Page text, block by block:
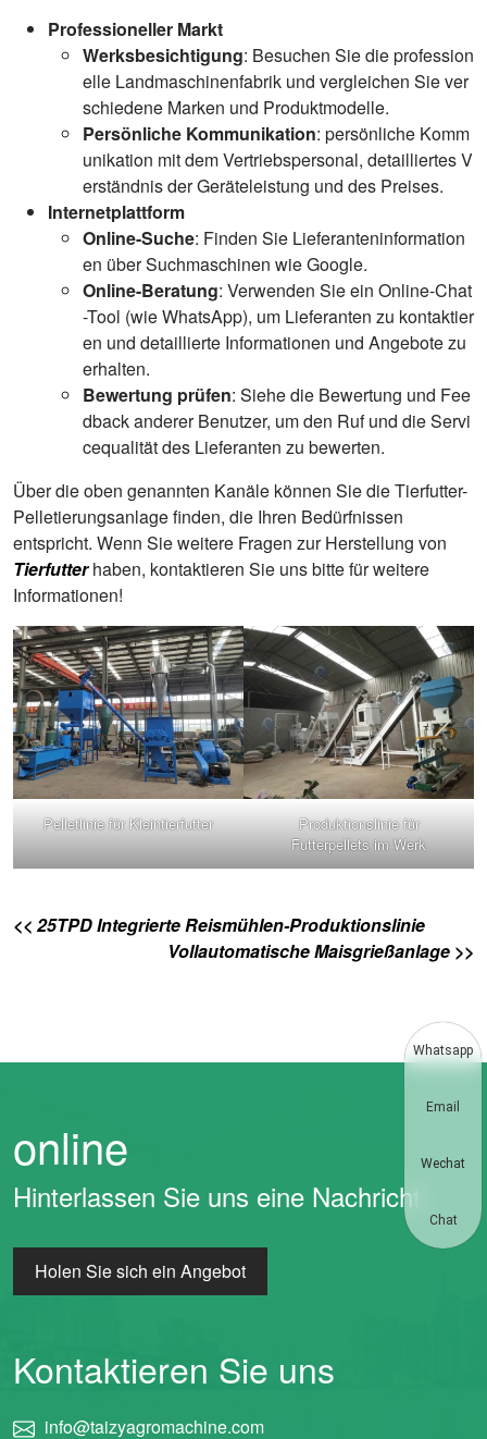
Professioneller Markt
Werksbesichtigung: Besuchen Sie die profession
elle Landmaschinenfabrik und vergleichen Sie ver
schiedene Marken und Produktmodelle.
Persönliche Kommunikation: persönliche Komm
unikation mit dem Vertriebspersonal, detailliertes V
erständnis der Geräteleistung und des Preises.
Internetplattform
Online-Suche: Finden Sie Lieferanteninformation
en über Suchmaschinen wie Google.
Online-Beratung: Verwenden Sie ein Online-Chat
-Tool (wie WhatsApp), um Lieferanten zu kontaktier
en und detaillierte Informationen und Angebote zu
erhalten.
Bewertung prüfen: Siehe die Bewertung und Fee
dback anderer Benutzer, um den Ruf und die Servi
cequalität des Lieferanten zu bewerten.
Über die oben genannten Kanäle können Sie die Tierfutter-
Pelletierungsanlage finden, die Ihren Bedürfnissen
entspricht. Wenn Sie weitere Fragen zur Herstellung von
Tierfutterhaben, kontaktieren Sie uns bitte für weitere
Informationen!
Pelletlinie für Kleintierfutter
Produktionslinie für
Futterpellets im Werk
<< 25TPD Integrierte Reismühlen-Produktionslinie
Vollautomatische Maisgrießanlage >>
online
Hinterlassen Sie uns eine Nachricht
Holen Sie sich ein Angebot
Kontaktieren Sie uns
info@taizyagromachine.com
Whatsapp
Email
Wechat
Chat